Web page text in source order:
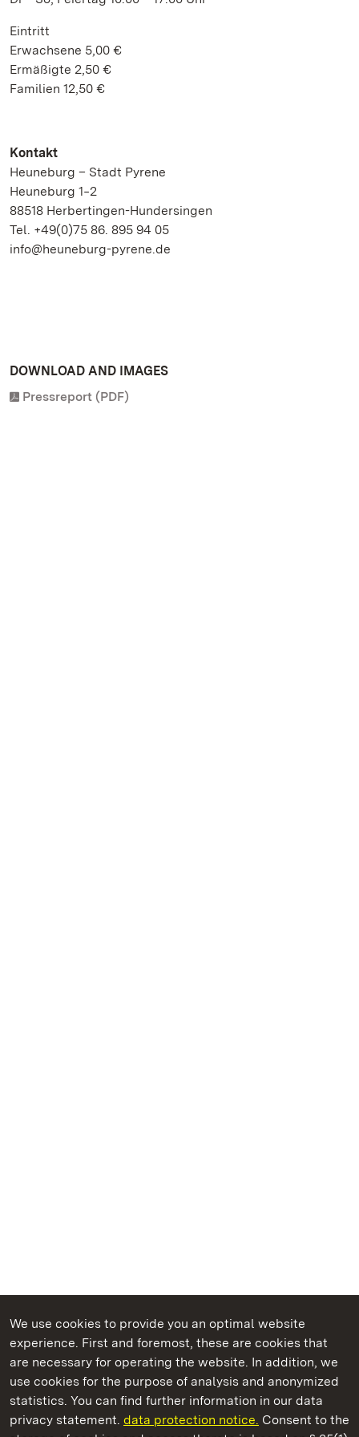
We use cookies to provide you an optimal website
experience. First and foremost, these are cookies that
are necessary for operating the website. In addition, we
use cookies for the purpose of analysis and anonymized
statistics. You can find further information in our data
privacy statement. data protection notice. Consent to the
Eintritt
Erwachsene 5,00 €
Ermäßigte 2,50 €
Familien 12,50 €
Kontakt
Heuneburg – Stadt Pyrene
Heuneburg 1‒2
88518 Herbertingen-Hundersingen
Tel. +49(0)75 86. 895 94 05
info@heuneburg-pyrene.de
DOWNLOAD AND IMAGES
Pressreport (PDF)
State Palaces and Gardens of Baden-Wuerttemberg